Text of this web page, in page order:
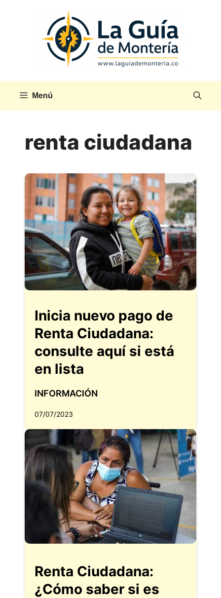
Menú
renta ciudadana
Inicia nuevo pago de
Renta Ciudadana:
consulte aquí si está
en lista
INFORMACIÓN
07/07/2023
Renta Ciudadana:
¿Cómo saber si es